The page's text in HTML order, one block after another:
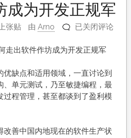
成为开发正规军
张贴 由Arno
三
个
十
来
条
何
已关闭评论
走出软件作坊成为开发正规军
优缺点和适用领域，一直讨论到
、单元测试，乃至敏捷编程，最
过程管理，甚至都谈到了盈利模
改善中国内地现在的软件生产状